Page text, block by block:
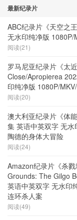
最新纪录片
ABC纪录片《天空之
无水印纯净版
阅读(21)
罗马尼亚纪录片《太
Close/Apropierea
印纯净版 1080P/
阅读(20)
澳大利亚纪录片《体
集 英语中英双字 无
陶德的身体大冒险
阅读(24)
Amazon纪录片《杀
Grounds: The Gilgo
英语中英双字 无水印
连环杀人案
阅读(49)